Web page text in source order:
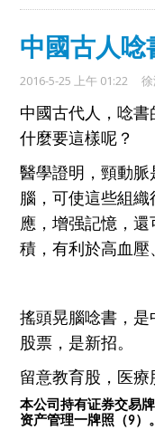
中國古人唸
2016-5-25 上午 01:22
中國古代人，唸
什麼要這樣呢？
醫學證明 ，頸動脈
腦 ，可使這些組織
應，增强記憶，還
積，有利於高血壓
搖頭晃腦唸書 ，是
股票，是新招。
留意教育股，医療
本公司持有证券交易
资产管理一牌照 （9 ）